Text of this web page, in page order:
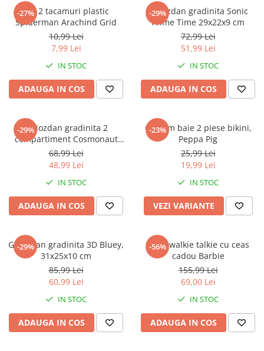
-27%
Set 2 tacamuri plastic
Spiderman Arachind Grid
10,99 Lei
7,99 Lei
IN STOC
ADAUGA IN COS
-29%
Ghiozdan gradinita Sonic
Prime Time 29x22x9 cm
72,99 Lei
51,99 Lei
IN STOC
ADAUGA IN COS
-29%Ghiozdan gradinita 2
compartiment Cosmonaut
Space Explorer, 33x23x10 cm
68,99 Lei
48,99 Lei
IN STOC
ADAUGA IN COS
-23%
Costum baie 2 piese bikini,
Peppa Pig
25,99 Lei
19,99 Lei
IN STOC
VEZI VARIANTE
-29%
Ghiozdan gradinita 3D Bluey,
31x25x10 cm
85,99 Lei
60,99 Lei
IN STOC
ADAUGA IN COS
-56%
Set 2 walkie talkie cu ceas
cadou Barbie
155,99 Lei
69,00 Lei
IN STOC
ADAUGA IN COS